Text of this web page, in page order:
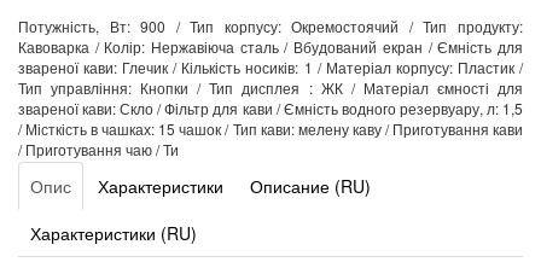
Потужність, Вт: 900 / Тип корпусу: Окремостоячий / Тип продукту:
Кавоварка / Колір: Нержавіюча сталь / Вбудований екран / Ємність для
звареної кави: Глечик / Кількість носиків: 1 / Матеріал корпусу: Пластик /
Тип управління: Кнопки / Тип дисплея : ЖК / Матеріал ємності для
звареної кави: Скло / Фільтр для кави / Ємність водного резервуару, л: 1,5
/ Місткість в чашках: 15 чашок / Тип кави: мелену каву / Приготування кави
/ Приготування чаю / Ти
Опис Характеристики
Описание (RU)
Характеристики (RU)